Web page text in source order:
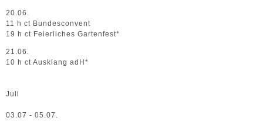
20.06.
11 h ct Bundesconvent
19 h ct Feierliches Gartenfest*
21.06.
10 h ct Ausklang adH*
Juli
03.07 - 05.07.